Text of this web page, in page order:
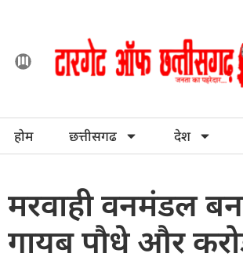
होम छत्तीसगढ देश
मरवाही वनमंडल
गायब पौधे और